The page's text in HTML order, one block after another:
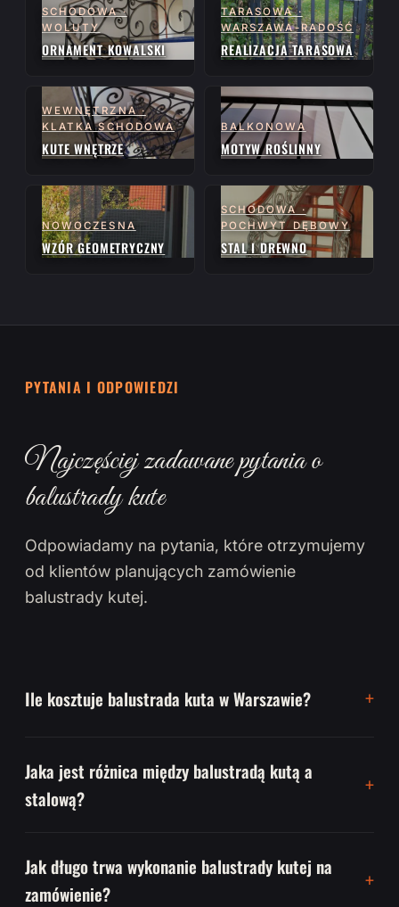
SCHODOWA ·
WOLUTY
ORNAMENT KOWALSKI
TARASOWA ·
WARSZAWA-RADOŚĆ
REALIZACJA TARASOWA
WEWNĘTRZNA ·
KLATKA SCHODOWA
KUTE WNĘTRZE
BALKONOWA
MOTYW ROŚLINNY
NOWOCZESNA
WZÓR GEOMETRYCZNY
SCHODOWA ·
POCHWYT DĘBOWY
STAL I DREWNO
PYTANIA I ODPOWIEDZI
Najczęściej zadawane pytania o
balustrady kute
Odpowiadamy na pytania, które otrzymujemy
od klientów planujących zamówienie
balustrady kutej.
Ile kosztuje balustrada kuta w Warszawie?
Jaka jest różnica między balustradą kutą a
stalową?
Jak długo trwa wykonanie balustrady kutej na
zamówienie?